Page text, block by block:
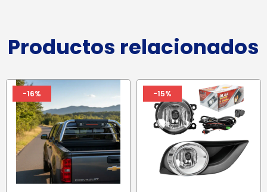
Productos relacionados
-16% -15%